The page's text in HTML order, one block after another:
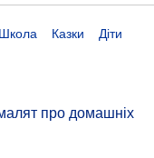
Школа Казки
Діти
про домашніх